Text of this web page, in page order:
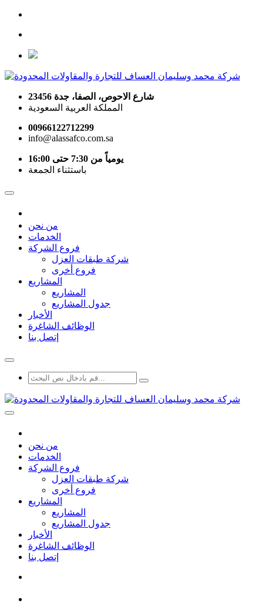
شارع الاحوص، الصفا، جدة 23456
المملكة العربية السعودية
00966122712299
info@alassafco.com.sa
يومياً من 7:30 حتى 16:00
باستثناء الجمعة
من نحن
الخدمات
فروع الشركة
شركة طبقات العزل
فروع أخرى
المشاريع
المشاريع
جدول المشاريع
الأخبار
الوظائف الشاغرة
إتصل بنا
من نحن
الخدمات
فروع الشركة
شركة طبقات العزل
فروع أخرى
المشاريع
المشاريع
جدول المشاريع
الأخبار
الوظائف الشاغرة
إتصل بنا